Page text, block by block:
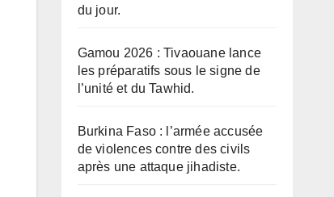
du jour.
Gamou 2026 : Tivaouane lance
les préparatifs sous le signe de
l’unité et du Tawhid.
Burkina Faso : l’armée accusée
de violences contre des civils
après une attaque jihadiste.